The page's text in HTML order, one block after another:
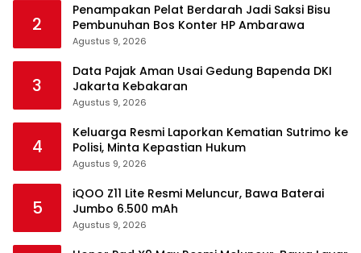
2
Penampakan Pelat Berdarah Jadi Saksi Bisu
Pembunuhan Bos Konter HP Ambarawa
Agustus 9, 2026
3
Data Pajak Aman Usai Gedung Bapenda DKI
Jakarta Kebakaran
Agustus 9, 2026
4
Keluarga Resmi Laporkan Kematian Sutrimo ke
Polisi, Minta Kepastian Hukum
Agustus 9, 2026
5
iQOO Z11 Lite Resmi Meluncur, Bawa Baterai
Jumbo 6.500 mAh
Agustus 9, 2026